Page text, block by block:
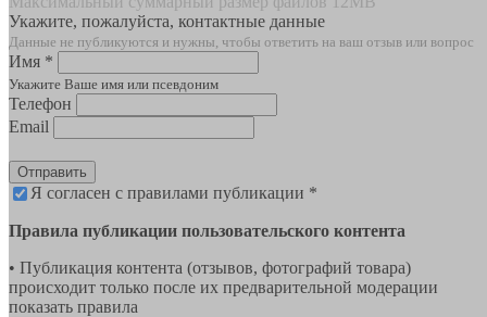
Укажите, пожалуйста, контактные данные
Данные не публикуются и нужны, чтобы ответить на ваш отзыв или вопрос
Имя *
Укажите Ваше имя или псевдоним
Телефон
Email
Отправить
Я согласен с правилами публикации *
Правила публикации пользовательского контента
• Публикация контента (отзывов, фотографий товара)
происходит только после их предварительной модерации
показать правила